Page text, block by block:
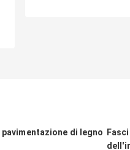
di legno